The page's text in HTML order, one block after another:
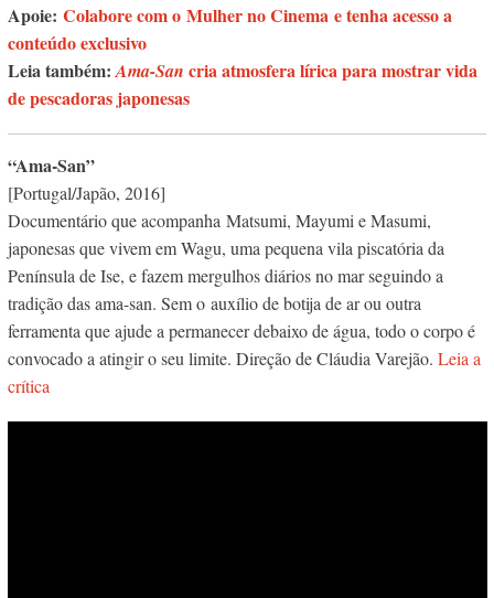
Apoie: Colabore com o Mulher no Cinema e tenha acesso a
conteúdo exclusivo
Leia também:Ama-San cria atmosfera lírica para mostrar vida
de pescadoras japonesas
“Ama-San”
[Portugal/Japão, 2016]
Documentário que acompanha Matsumi, Mayumi e Masumi,
japonesas que vivem em Wagu, uma pequena vila piscatória da
Península de Ise, e fazem mergulhos diários no mar seguindo a
tradição das ama-san. Sem o auxílio de botija de ar ou outra
ferramenta que ajude a permanecer debaixo de água, todo o corpo é
convocado a atingir o seu limite. Direção de Cláudia Varejão. Leia a
crítica